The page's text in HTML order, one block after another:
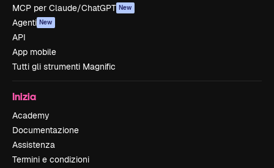
MCP per Claude/ChatGPT New
Agenti New
API
App mobile
Tutti gli strumenti Magnific
Inizia
Academy
Documentazione
Assistenza
Termini e condizioni